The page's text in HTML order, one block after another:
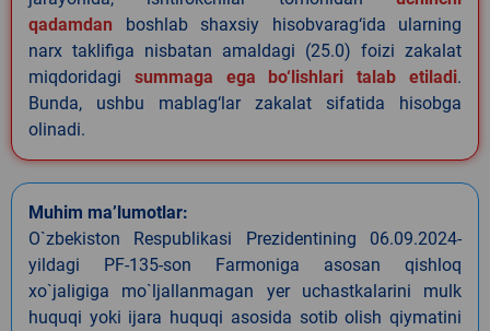
qadamdan boshlab shaxsiy hisobvarag‘ida ularning
narx taklifiga nisbatan amaldagi (25.0) foizi zakalat
miqdoridagi summaga ega bo‘lishlari talab etiladi.
Bunda, ushbu mablag‘lar zakalat sifatida hisobga
olinadi.
Muhim ma’lumotlar:
O`zbekiston Respublikasi Prezidentining 06.09.2024-
yildagi PF-135-son Farmoniga asosan qishloq
xo`jaligiga mo`ljallanmagan yer uchastkalarini mulk
huquqi yoki ijara huquqi asosida sotib olish qiymatini